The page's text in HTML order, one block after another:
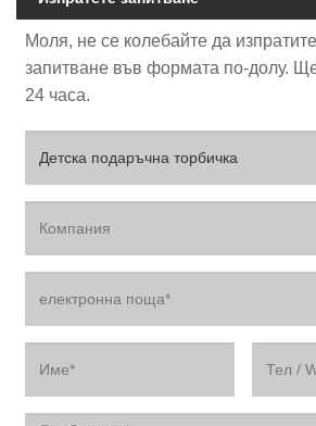
Моля, не се колебайте да
запитване във формата по-долу.
24 часа.